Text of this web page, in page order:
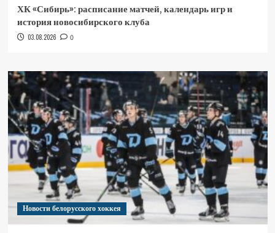
ХК «Сибирь»: расписание матчей, календарь игр и
история новосибирского клуба
03.08.2026 0
Новости белорусского хоккея